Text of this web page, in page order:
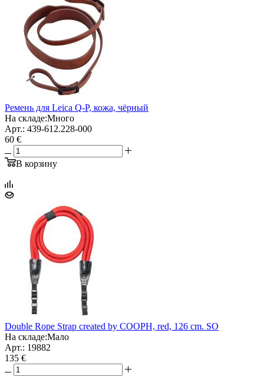
Ремень для Leica Q-P, кожа, чёрный
На складе:Много
Арт.: 439-612.228-000
60 €
В корзину
Double Rope Strap created by COOPH, red, 126 cm. SO
На складе:Мало
Арт.: 19882
135 €